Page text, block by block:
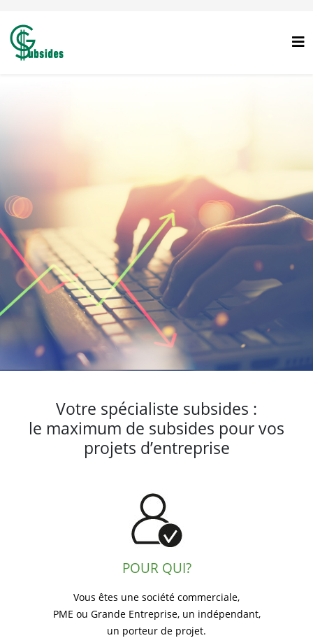
Votre spécialiste subsides :
le maximum de subsides pour vos
projets d’entreprise
POUR QUI?
Vous êtes une société commerciale,
PME ou Grande Entreprise, un indépendant,
un porteur de projet.